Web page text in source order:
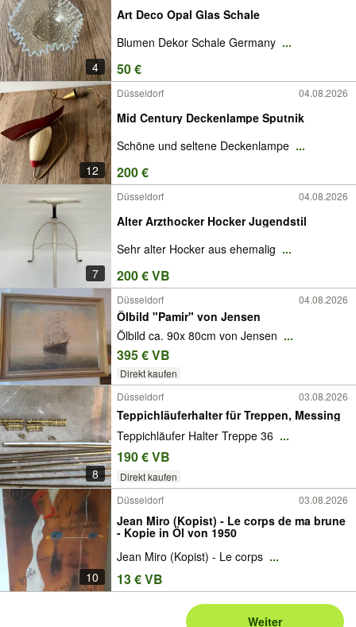
4
Art Deco Opal Glas Schale
Blumen Dekor Schale Germany ...
50 €
12
Düsseldorf 04.08.2026
Mid Century Deckenlampe Sputnik
Schöne und seltene Deckenlampe ...
200 €
7
Düsseldorf 04.08.2026
Alter Arzthocker Hocker Jugendstil
Sehr alter Hocker aus ehemalig ...
200 € VB
Düsseldorf 04.08.2026
Ölbild "Pamir" von Jensen
Ölbild ca. 90x 80cm von Jensen ...
395 € VB
Direkt kaufen
8
Düsseldorf 03.08.2026
Teppichläuferhalter für Treppen, Messing
Teppichläufer Halter Treppe 36 ...
190 € VB
Direkt kaufen
10
Düsseldorf 03.08.2026
Jean Miro (Kopist) - Le corps de ma brune
- Kopie in Öl von 1950
Jean Miro (Kopist) - Le corps ...
13 € VB
Weiter